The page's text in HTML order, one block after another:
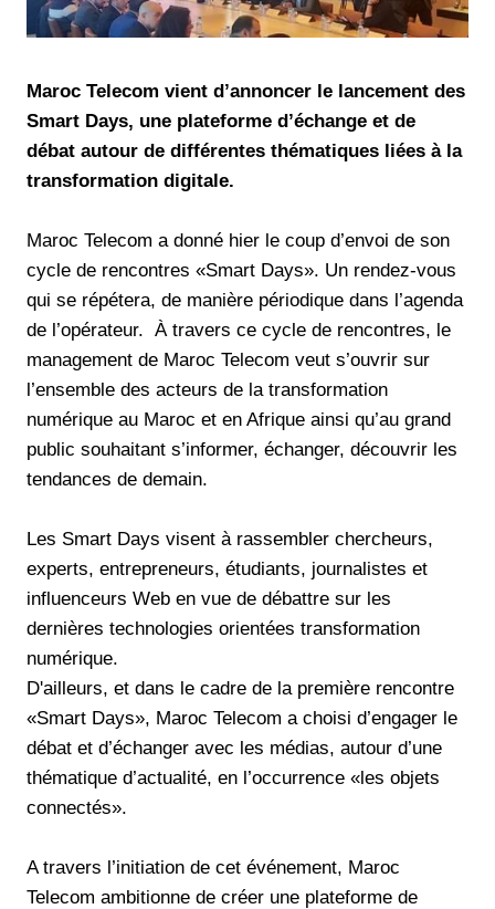
Maroc Telecom vient d’annoncer le lancement des
Smart Days, une plateforme d’échange et de
débat autour de différentes thématiques liées à la
transformation digitale.
Maroc Telecom a donné hier le coup d’envoi de son
cycle de rencontres «Smart Days». Un rendez-vous
qui se répétera, de manière périodique dans l’agenda
de l’opérateur. À travers ce cycle de rencontres, le
management de Maroc Telecom veut s’ouvrir sur
l’ensemble des acteurs de la transformation
numérique au Maroc et en Afrique ainsi qu’au grand
public souhaitant s’informer, échanger, découvrir les
tendances de demain.
Les Smart Days visent à rassembler chercheurs,
experts, entrepreneurs, étudiants, journalistes et
influenceurs Web en vue de débattre sur les
dernières technologies orientées transformation
numérique.
D'ailleurs, et dans le cadre de la première rencontre
«Smart Days», Maroc Telecom a choisi d’engager le
débat et d’échanger avec les médias, autour d’une
thématique d’actualité, en l’occurrence «les objets
connectés».
A travers l’initiation de cet événement, Maroc
Telecom ambitionne de créer une plateforme de